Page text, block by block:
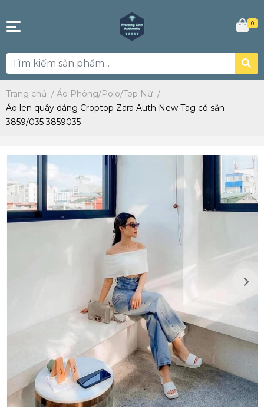
0
Trang chủ / Áo Phông/Polo/Top Nữ /
Áo len quây dáng Croptop Zara Auth New Tag có sẵn
3859/035 3859035